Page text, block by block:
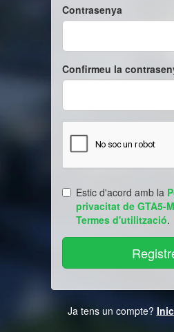
Contrasenya
Confirmeu la
Estic d'acord amb la
privacitat de GTA5-
Termes d'utilització.
Ja tens un compte?